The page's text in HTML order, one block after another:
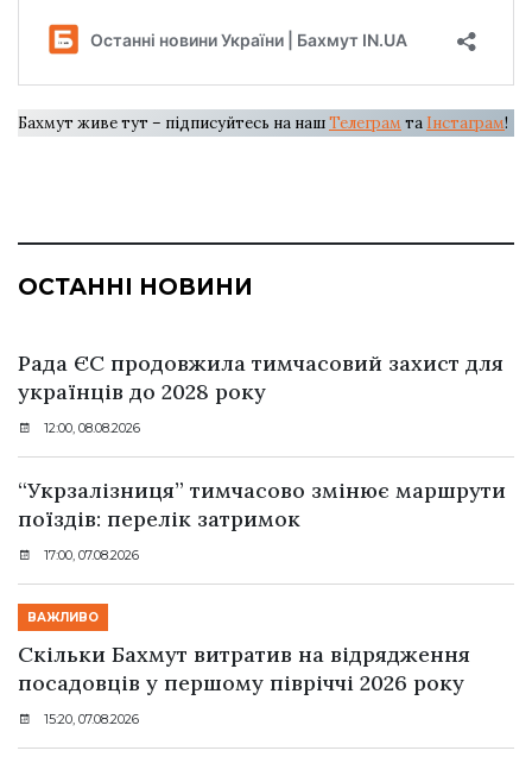
Бахмут живе тут – підписуйтесь на нашТелеграм та Інстаграм!
ОСТАННІ НОВИНИ
Рада ЄС продовжила тимчасовий захист для
українців до 2028 року
12:00, 08.08.2026
“Укрзалізниця” тимчасово змінює маршрути
поїздів: перелік затримок
17:00, 07.08.2026
ВАЖЛИВО
Скільки Бахмут витратив на відрядження
посадовців у першому півріччі 2026 року
15:20, 07.08.2026